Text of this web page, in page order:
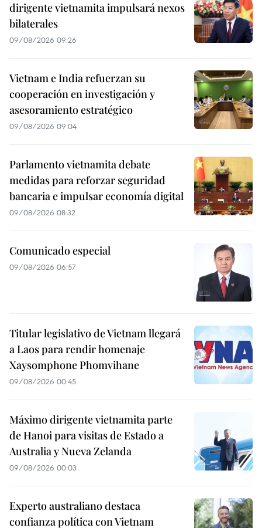
dirigente vietnamita impulsará nexos
bilaterales
09/08/2026 09:26
Vietnam e India refuerzan su
cooperación en investigación y
asesoramiento estratégico
09/08/2026 09:04
Parlamento vietnamita debate
medidas para reforzar seguridad
bancaria e impulsar economía digital
09/08/2026 08:32
Comunicado especial
09/08/2026 06:57
Titular legislativo de Vietnam llegará
a Laos para rendir homenaje
Xaysomphone Phomvihane
09/08/2026 00:45
Máximo dirigente vietnamita parte
de Hanoi para visitas de Estado a
Australia y Nueva Zelanda
09/08/2026 00:03
Experto australiano destaca
confianza política con Vietnam